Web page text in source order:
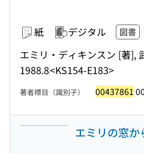
紙 デジタル 図書
エミリ・ディキンスン [著],
1988.8<KS154-E183>
著者標目（識別子） 00437861
エミリの窓か